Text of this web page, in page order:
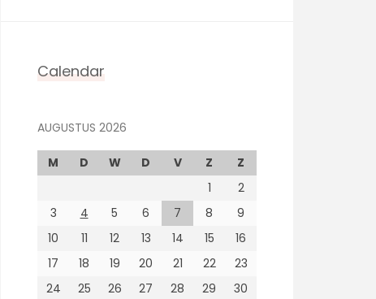
Calendar
AUGUSTUS 2026
M D W D V Z
Z
1
2
3
4 5 6 7 8
9
10
11 12 13 14 15
16
17
18 19 20 21 22
23
24
25 26 27 28 29
30